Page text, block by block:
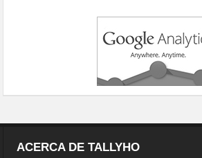
ACERCA DE TALLYHO